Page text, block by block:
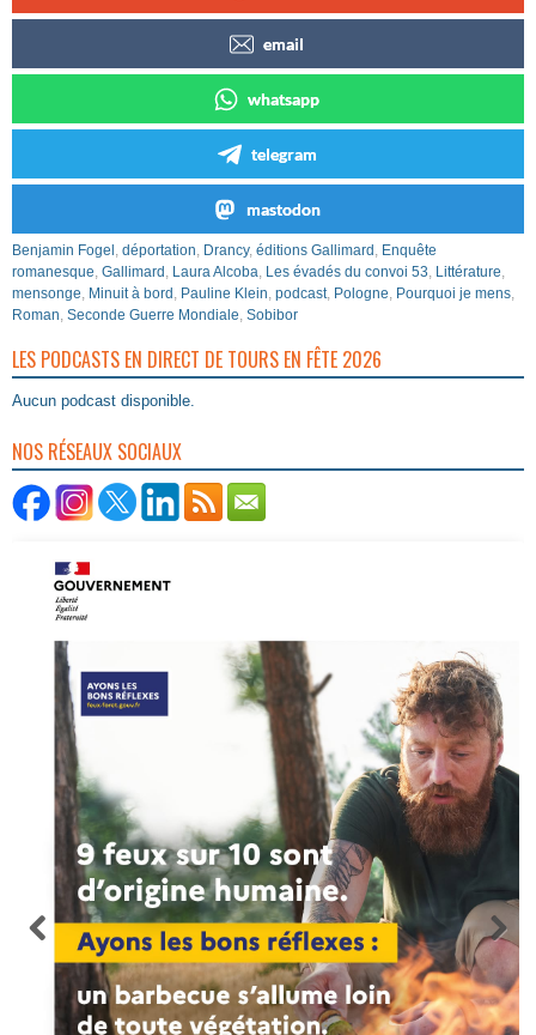
email
whatsapp
telegram
mastodon
Benjamin Fogel , déportation, Drancy, éditions Gallimard , Enquête
romanesque, Gallimard , Laura Alcoba, Les évadés du convoi 53, Littérature,
mensonge, Minuit à bord , Pauline Klein, podcast, Pologne, Pourquoi je mens,
Roman, Seconde Guerre Mondiale, Sobibor
LES PODCASTS EN DIRECT DE TOURS EN FÊTE 2026
Aucun podcast disponible.
NOS RÉSEAUX SOCIAUX